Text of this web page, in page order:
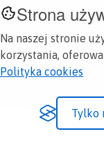
Strona
Na naszej stronie
korzystania,
Polityka cookies
Tylko